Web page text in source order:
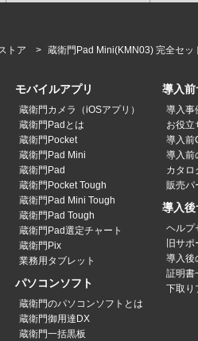
トア 蔵衛門Pad Mini(KMN03) 完全セッ
モバイルアプリ
蔵衛門カメラ（iOSアプリ）
蔵衛門Padとは
蔵衛門Pocket
蔵衛門Pad Mini
蔵衛門Pad
蔵衛門Pocket Tough
蔵衛門Pad Mini Tough
蔵衛門Pad Tough
蔵衛門Pad選定チャート
蔵衛門Pix
業務用タブレット
パソコンソフト
蔵衛門のパソコンソフトとは
蔵衛門御用達DX
蔵衛門一括黒板
導入前
導入事
お役立
導入前
導入前
カタロ
販売パ
導入後
ヘルプ
旧サ
導入後
証明書
下取り